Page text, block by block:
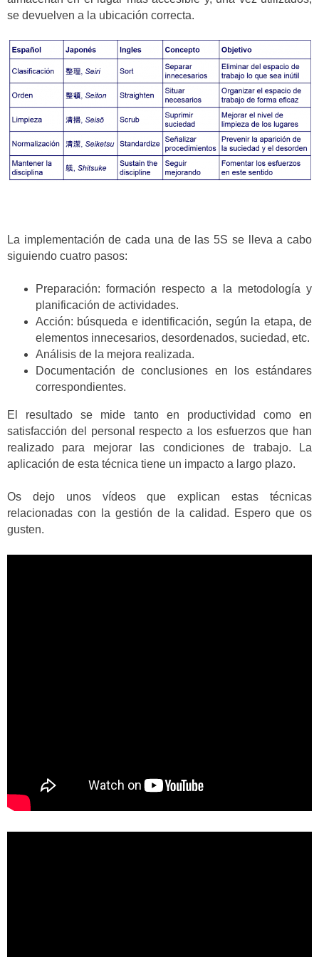
se devuelven a la ubicación correcta.
La implementación de cada una de las 5S se lleva a cabo
siguiendo cuatro pasos:
Preparación: formación respecto a la metodología y
planificación de actividades.
Acción: búsqueda e identificación, según la etapa, de
elementos innecesarios, desordenados, suciedad, etc.
Análisis de la mejora realizada.
Documentación de conclusiones en los estándares
correspondientes.
El resultado se mide tanto en productividad como en
satisfacción del personal respecto a los esfuerzos que han
realizado para mejorar las condiciones de trabajo. La
aplicación de esta técnica tiene un impacto a largo plazo.
Os dejo unos vídeos que explican estas técnicas
relacionadas con la gestión de la calidad. Espero que os
gusten.